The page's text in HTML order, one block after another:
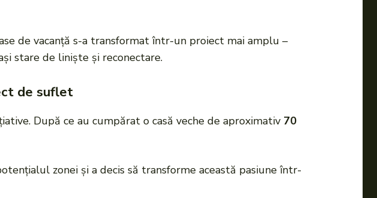
de vacanță s-a transformat într-un proiect mai amplu –
stare de liniște și reconectare.
de suflet
După ce au cumpărat o casă veche de aproximativ 70
zonei și a decis să transforme această pasiune într-